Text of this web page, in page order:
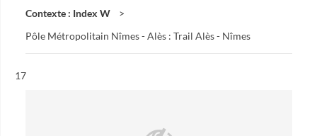
Contexte : Index W
Pôle Métropolitain Nîmes - Alès : Trail Alès - Nîmes
Résultat n°
17